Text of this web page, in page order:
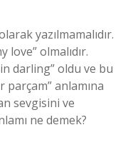
yazılmamalıdır.
olmalıdır.
darling” oldu ve bu
anlamına
sevgisini ve
ne demek?